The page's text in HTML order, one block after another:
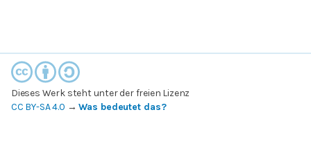
Dieses Werk steht unter der freien Lizenz
CC BY-SA 4.0 →Was bedeutet das?